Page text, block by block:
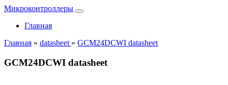
Микроконтроллеры
Главная
Главная » datasheet » GCM24DCWI datasheet
GCM24DCWI datasheet